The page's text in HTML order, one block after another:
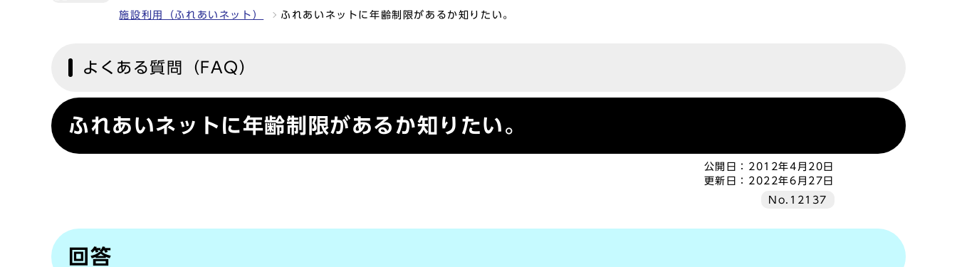
施設利用（ふれあいネット） ふれあいネットに年齢制限があるか知りたい。
よくある質問（FAQ）
ふれあいネットに年齢制限があるか知りたい。
公開日： 2012年4月20日
更新日： 2022年6月27日
No.12137
回答